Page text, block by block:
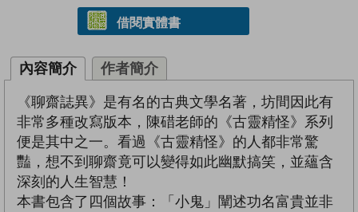
借閱實體書
內容簡介 作者簡介
《聊齋誌異》是有名的古典文學名著，坊間因此有
非常多種改寫版本，陳碏老師的《古靈精怪》系列
便是其中之一。看過《古靈精怪》的人都非常驚
豔，想不到聊齋竟可以變得如此幽默搞笑，並蘊含
深刻的人生智慧！
本書包含了四個故事：「小鬼」闡述功名富貴並非